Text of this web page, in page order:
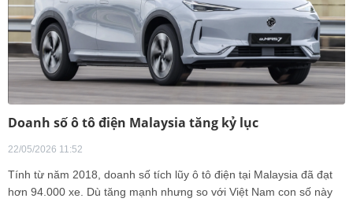
Doanh số ô tô điện Malaysia tăng kỷ lục
22/05/2026 11:52
Tính từ năm 2018, doanh số tích lũy ô tô điện tại Malaysia đã đạt
hơn 94.000 xe. Dù tăng mạnh nhưng so với Việt Nam con số này